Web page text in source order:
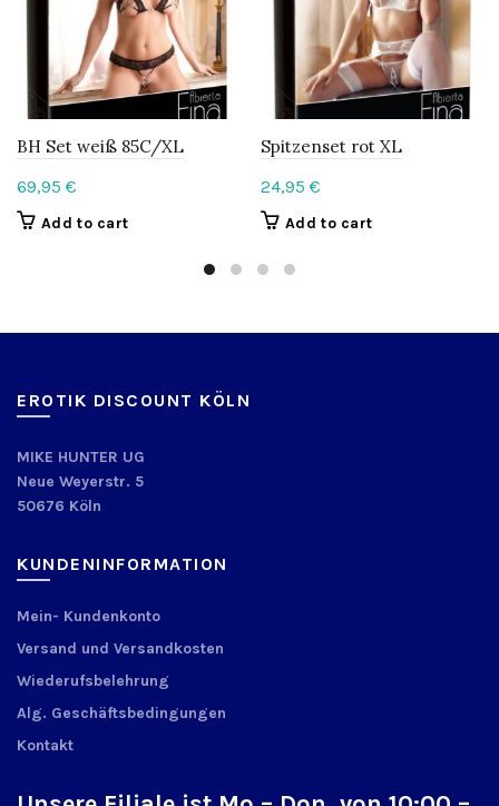
BH Set weiß 85C/XL
69,95 €
Add to cart
Spitzenset rot XL
24,95 €
Add to cart
EROTIK DISCOUNT KÖLN
MIKE HUNTER UG
Neue Weyerstr. 5
50676 Köln
KUNDENINFORMATION
Mein- Kundenkonto
Versand und Versandkosten
Wiederufsbelehrung
Alg. Geschäftsbedingungen
Kontakt